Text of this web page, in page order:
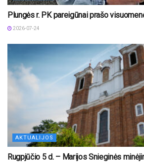
Plungės r. PK pareigūnai prašo
2026-07-24
AKTUALIJOS
Rugpjūčio 5 d. – Marijos Snieginės